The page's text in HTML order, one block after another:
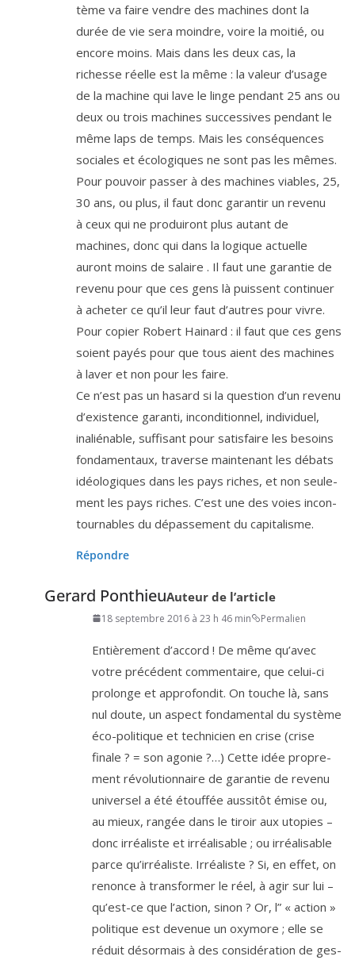
tème va faire vendre des machines dont la
durée de vie sera moindre, voire la moi­tié, ou
encore moins. Mais dans les deux cas, la
richesse réelle est la même : la valeur d’u­sage
de la machine qui lave le linge pen­dant 25 ans ou
deux ou trois machines suc­ces­sives pen­dant le
même laps de temps. Mais les consé­quences
sociales et éco­lo­giques ne sont pas les mêmes.
Pour pou­voir pas­ser à des machines viables, 25,
30 ans, ou plus, il faut donc garan­tir un reve­nu
à ceux qui ne pro­dui­ront plus autant de
machines, donc qui dans la logique actuelle
auront moins de salaire . Il faut une garan­tie de
reve­nu pour que ces gens là puissent conti­nuer
à ache­ter ce qu’il leur faut d’autres pour vivre.
Pour copier Robert Hainard : il faut que ces gens
soient payés pour que tous aient des machines
à laver et non pour les faire.
Ce n’est pas un hasard si la ques­tion d’un reve­nu
d’exis­tence garan­ti, incon­di­tion­nel, indi­vi­duel,
inalié­nable, suf­fi­sant pour satis­faire les besoins
fon­da­men­taux, tra­verse main­te­nant les débats
idéo­lo­giques dans les pays riches, et non seule­
ment les pays riches. C’est une des voies incon­
tour­nables du dépas­se­ment du capitalisme.
Répondre
Gerard PonthieuAuteur de l’article
18 septembre 2016 à 23 h 46 min Permalien
Entièrement d’ac­cord ! De même qu’a­vec
votre pré­cé­dent com­men­taire, que celui-ci
pro­longe et appro­fon­dit. On touche là, sans
nul doute, un aspect fon­da­men­tal du sys­tème
éco-poli­tique et tech­ni­cien en crise (crise
finale ? = son ago­nie ?…) Cette idée pro­pre­
ment révo­lu­tion­naire de garan­tie de reve­nu
uni­ver­sel a été étouf­fée aus­si­tôt émise ou,
au mieux, ran­gée dans le tiroir aux uto­pies –
donc irréa­liste et irréa­li­sable ; ou irréa­li­sable
parce qu’ir­réa­liste. Irréaliste ? Si, en effet, on
renonce à trans­for­mer le réel, à agir sur lui –
qu’est-ce que l’ac­tion, sinon ? Or, l” « action »
poli­tique est deve­nue un oxy­more ; elle se
réduit désor­mais à des consi­dé­ra­tion de ges­